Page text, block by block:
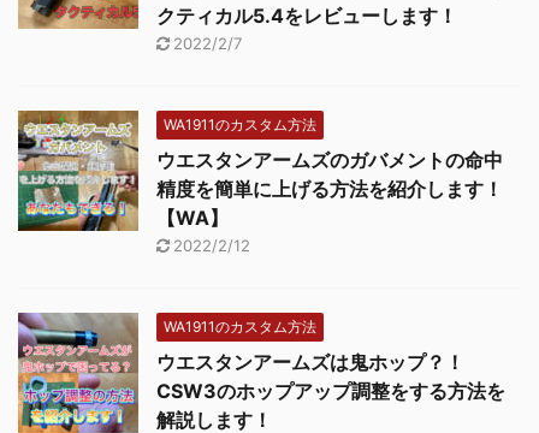
クティカル5.4をレビューします！
2022/2/7
WA1911のカスタム方法
ウエスタンアームズのガバメントの命中
精度を簡単に上げる方法を紹介します！
【WA】
2022/2/12
WA1911のカスタム方法
ウエスタンアームズは鬼ホップ？！
CSW3のホップアップ調整をする方法を
解説します！